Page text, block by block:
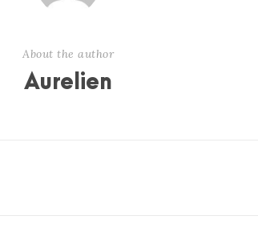
About the author
Aurelien